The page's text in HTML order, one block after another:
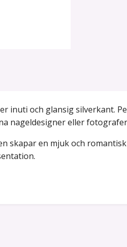
inuti och glansig silverkant.
nageldesigner eller
skapar en mjuk och